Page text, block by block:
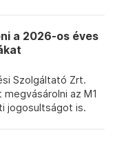
a 2026-os éves
Szolgáltató Zrt.
az M1
jogosultságot is.